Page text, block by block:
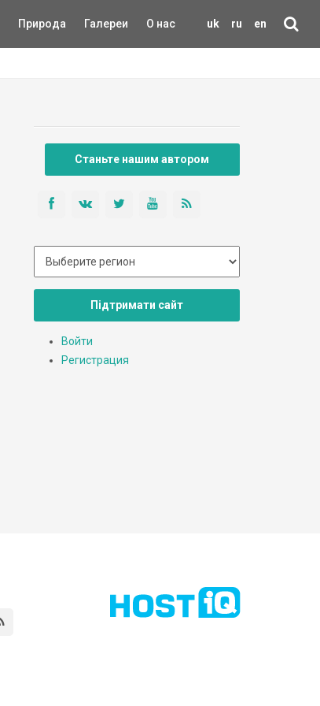
uk ru en
Природа Галереи О нас
Станьте нашим автором
Підтримати сайт
Войти
Регистрация